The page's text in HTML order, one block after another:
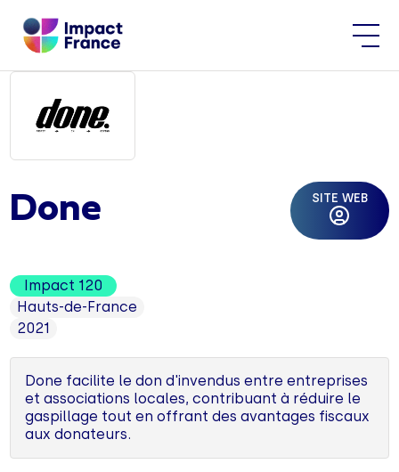
Done SITE WEB
Impact 120
Hauts-de-France
2021
Done facilite le don d'invendus entre entreprises
et associations locales, contribuant à réduire le
gaspillage tout en offrant des avantages fiscaux
aux donateurs.